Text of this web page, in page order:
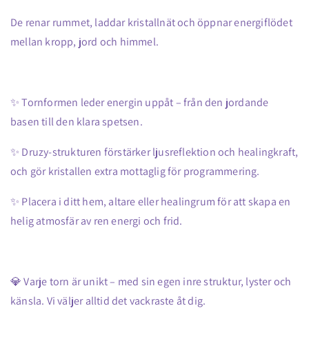
De renar rummet, laddar kristallnät och öppnar energiflödet
mellan kropp, jord och himmel.
✨ Tornformen leder energin uppåt – från den jordande
basen till den klara spetsen.
✨ Druzy-strukturen förstärker ljusreflektion och healingkraft,
och gör kristallen extra mottaglig för programmering.
✨ Placera i ditt hem, altare eller healingrum för att skapa en
helig atmosfär av ren energi och frid.
💎 Varje torn är unikt – med sin egen inre struktur, lyster och
känsla. Vi väljer alltid det vackraste åt dig.